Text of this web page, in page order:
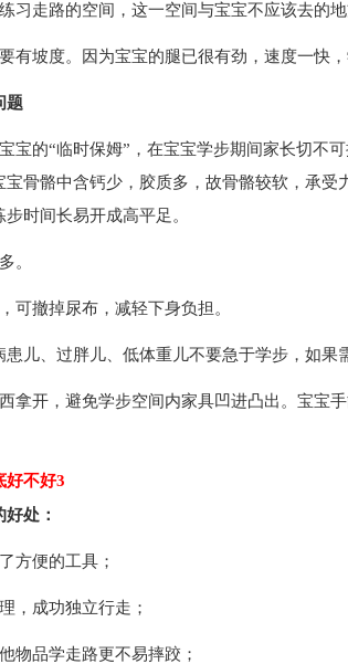
习走路的空间，这一空间与宝宝不应该去的地
有坡度。因为宝宝的腿已很有劲，速度一快
题
宝的“临时保姆”，在宝宝学步期间家长切不
宝骨骼中含钙少，胶质多，故骨骼较软，承受
时间长易开成高平足。
。
可撤掉尿布，减轻下身负担。
儿、过胖儿、低体重儿不要急于学步，如果
拿开，避免学步空间内家具凹进凸出。宝宝
不好3
处：
方便的工具；
，成功独立行走；
物品学走路更不易摔跤；